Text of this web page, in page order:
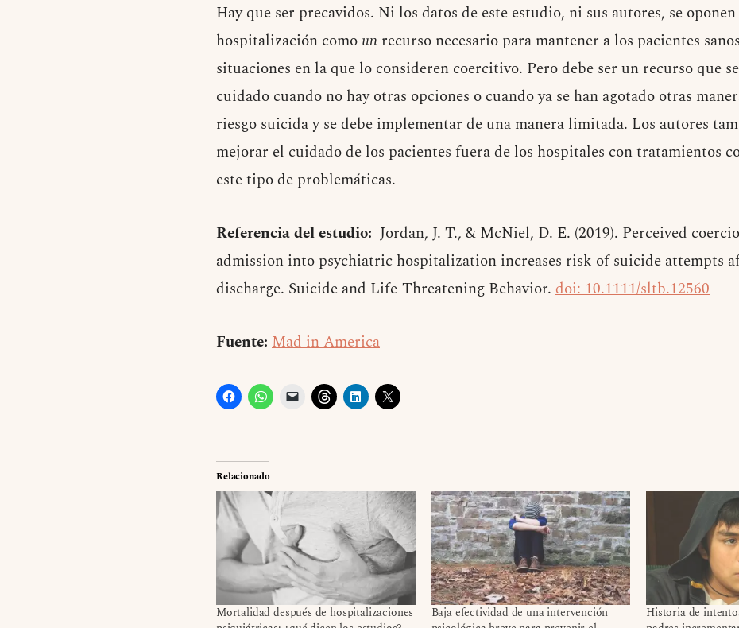
Hay que ser precavidos. Ni los datos de este estudio, ni sus autores, se
hospitalización como un recurso necesario para mantener a los pacientes
situaciones en la que lo consideren coercitivo. Pero debe ser un recurso que
cuidado cuando no hay otras opciones o cuando ya se han agotado otras
riesgo suicida y se debe implementar de una manera limitada. Los autores
mejorar el cuidado de los pacientes fuera de los hospitales con tratamientos
este tipo de problemáticas.
Referencia del estudio: Jordan, J. T., & McNiel, D. E. (2019). Perceived
admission into psychiatric hospitalization increases risk of suicide attempts
discharge. Suicide and Life-Threatening Behavior. doi: 10.1111/sltb.12560
Fuente: Mad in America
Relacionado
Mortalidad después de hospitalizaciones
Baja efectividad de una intervención
Historia de